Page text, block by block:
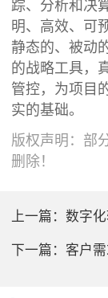
踪、分析和决
明、高效、可
静态的、被动
的战略工具，
管控，为项目
实的基础。
版权声明：部
删除！
上一篇：数字化转
下一篇： 客户需